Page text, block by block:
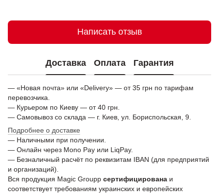
Написать отзыв
Доставка Оплата Гарантия
— «Новая почта» или «Delivery» — от 35 грн по тарифам
перевозчика.
— Курьером по Киеву — от 40 грн.
— Самовывоз со склада — г. Киев, ул. Бориспольская, 9.
Подробнее о доставке
— Наличными при получении.
— Онлайн через Mono Pay или LiqPay.
— Безналичный расчёт по реквизитам IBAN (для предприятий
и организаций).
Вся продукция Magic Groupp сертифицирована и
соответствует требованиям украинских и европейских